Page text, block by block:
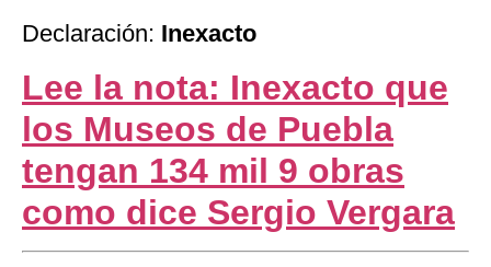
Declaración: Inexacto
Lee la nota: Inexacto que
los Museos de Puebla
tengan 134 mil 9 obras
como dice Sergio Vergara